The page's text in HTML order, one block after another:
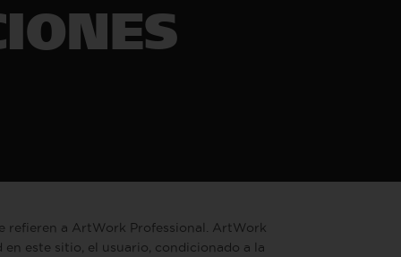
refieren a ArtWork Professional. ArtWork
este sitio, el usuario, condicionado a la